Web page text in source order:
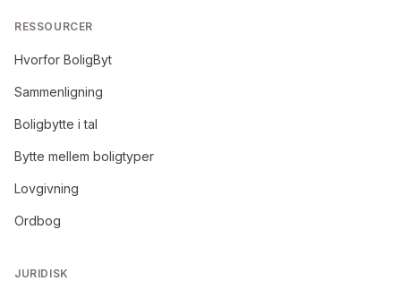
RESSOURCER
Hvorfor BoligByt
Sammenligning
Boligbytte i tal
Bytte mellem boligtyper
Lovgivning
Ordbog
JURIDISK